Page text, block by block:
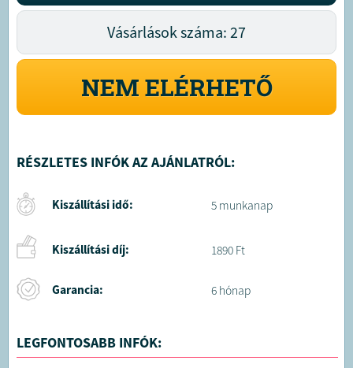
Vásárlások száma: 27
NEM ELÉRHETŐ
RÉSZLETES INFÓK AZ AJÁNLATRÓL:
Kiszállítási idő: 5 munkanap
Kiszállítási díj: 1890 Ft
Garancia: 6 hónap
LEGFONTOSABB INFÓK: